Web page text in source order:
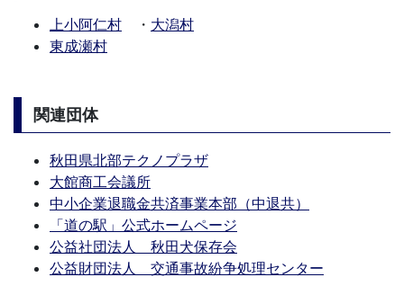
上小阿仁村 ・ 大潟村
東成瀬村
関連団体
秋田県北部テクノプラザ
大館商工会議所
中小企業退職金共済事業本部（中退共）
「道の駅」公式ホームページ
公益社団法人 秋田犬保存会
公益財団法人 交通事故紛争処理センター